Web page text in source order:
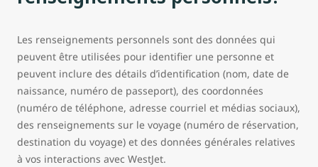
Les renseignements personnels sont des données qui
peuvent être utilisées pour identifier une personne et
peuvent inclure des détails d’identification (nom, date de
naissance, numéro de passeport), des coordonnées
(numéro de téléphone, adresse courriel et médias sociaux),
des renseignements sur le voyage (numéro de réservation,
destination du voyage) et des données générales relatives
à vos interactions avec WestJet.